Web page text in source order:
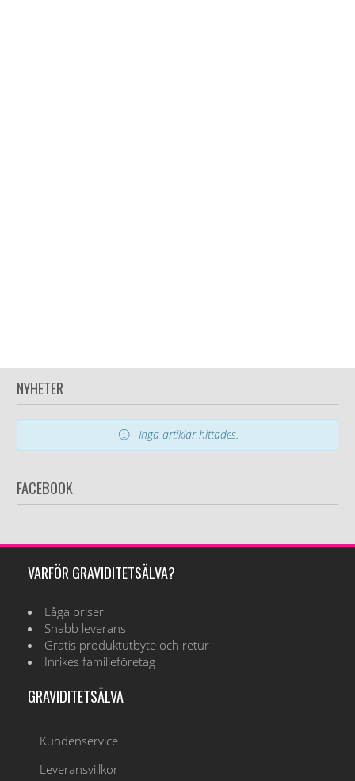
NYHETER
Inga artiklar hittades.
FACEBOOK
VARFÖR GRAVIDITETSÄLVA?
Låga priser
Snabb leverans
Gratis produktutbyte och retur
Inrikes familjeföretag
GRAVIDITETSÄLVA
Kundenservice
Leveransvillkor